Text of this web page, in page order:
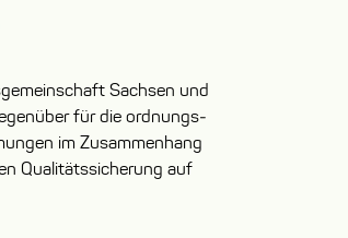
Sachsen und
für die ordnungs­
im Zusammenhang
Qualitäts­sicherung auf